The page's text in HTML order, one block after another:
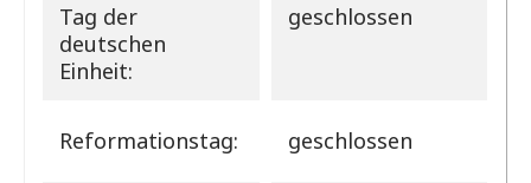
Tag der
deutschen
Einheit:
geschlossen
Reformationstag: geschlossen